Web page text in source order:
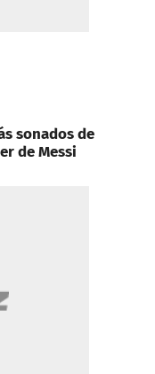
sonados de
de Messi